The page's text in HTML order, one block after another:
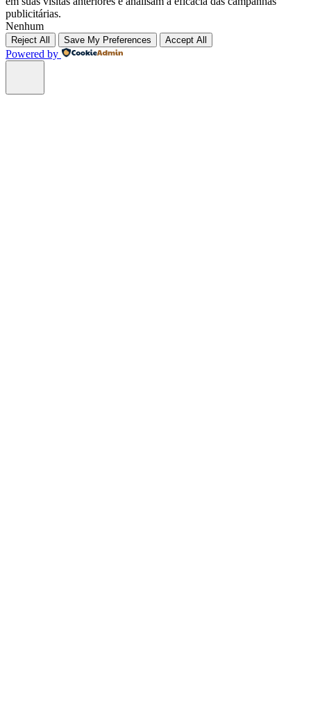
publicitárias.
Nenhum
Reject All Save My Preferences Accept All
Powered by